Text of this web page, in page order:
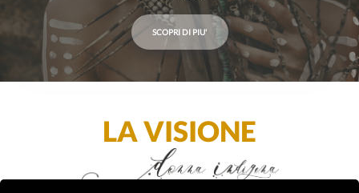
SCOPRI DI PIU'
LA VISIONE